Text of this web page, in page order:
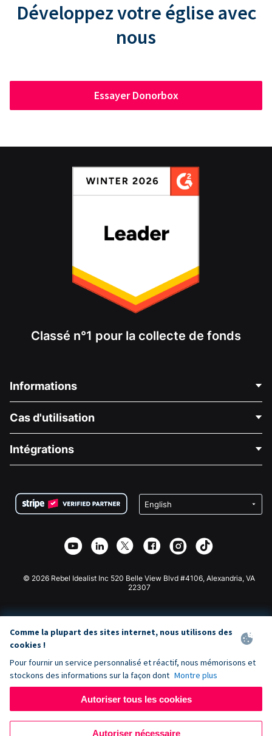
Développez votre église avec
nous
Essayer Donorbox
Classé n°1 pour la collecte de fonds
Informations
À propos de nous
Carrières
Confidentialité
Partenariat d'affiliation
Bibliothèque
Cas d'utilisation
Collecte de fonds médicale
Collecte de fonds caritative
Intégrations
Plugin de don Wix
Application de don Webflow
Don Joomla
© 2026 Rebel Idealist Inc 520 Belle View Blvd #4106, Alexandria, VA
22307
Comme la plupart des sites internet, nous utilisons des
cookies !
Pour fournir un service personnalisé et réactif, nous mémorisons et
stockons des informations sur la façon dont Montre plus
Autoriser tous les cookies
Autoriser nécessaire